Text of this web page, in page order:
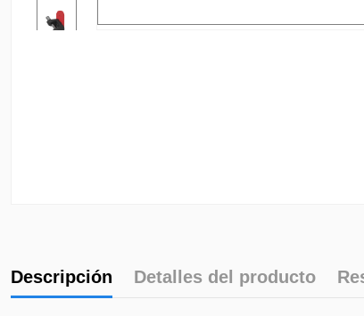
Descripción Detalles del producto